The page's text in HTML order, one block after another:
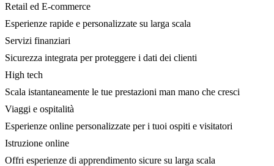
Retail ed E-commerce
Esperienze rapide e personalizzate su larga scala
Servizi finanziari
Sicurezza integrata per proteggere i dati dei clienti
High tech
Scala istantaneamente le tue prestazioni man mano che cresci
Viaggi e ospitalità
Esperienze online personalizzate per i tuoi ospiti e visitatori
Istruzione online
Offri esperienze di apprendimento sicure su larga scala